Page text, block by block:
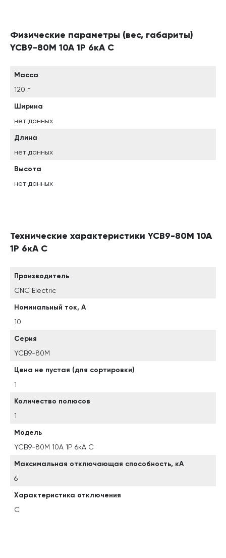
Физические параметры (вес, габариты)
YCB9-80M 10A 1P 6кА C
Масса
120 г
Ширина
нет данных
Длина
нет данных
Высота
нет данных
Технические характеристики YCB9-80M 10A
1P 6кА C
Производитель
CNC Electric
Номинальный ток, А
10
Серия
YCB9-80M
Цена не пустая (для сортировки)
1
Количество полюсов
1
Модель
YCB9-80M 10A 1P 6кА C
Максимальная отключающая способность, кА
6
Характеристика отключения
C